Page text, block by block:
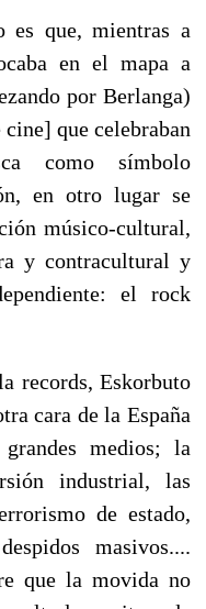
es que, mientras a
en el mapa a
por Berlanga)
que celebraban
como símbolo
en otro lugar se
músico-cultural,
y contracultural y
el rock
records, Eskorbuto
cara de la España
medios; la
industrial, las
de estado,
masivos....
que la movida no